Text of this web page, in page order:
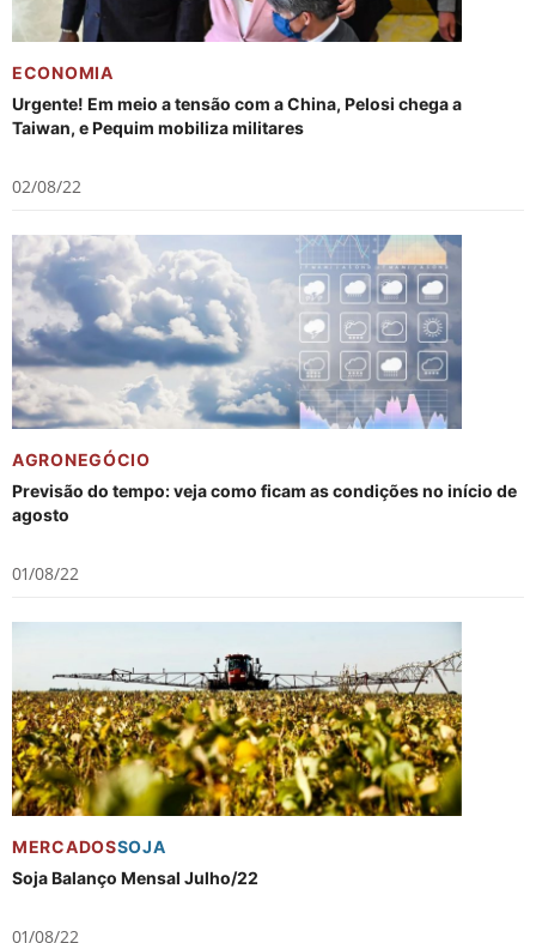
ECONOMIA
Urgente! Em meio a tensão com a China, Pelosi chega a
Taiwan, e Pequim mobiliza militares
02/08/22
AGRONEGÓCIO
Previsão do tempo: veja como ficam as condições no início de
agosto
01/08/22
MERCADOSSOJA
Soja Balanço Mensal Julho/22
01/08/22